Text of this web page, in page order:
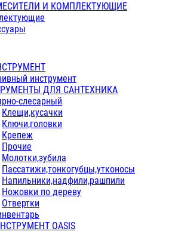
И КОМПЛЕКТУЮЩИЕ
инструмент
ДЛЯ САНТЕХНИКА
слесарный
Клещи,кусачки
Ключи,головки
Крепеж
Прочие
Молотки,зубила
Пассатижи,тонкогубцы,утконосы
Напильники,надфили,рашпили
Ножовки по дереву
Отвертки
OASIS